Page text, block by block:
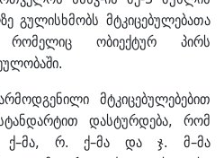
გულისხმობს მტკიცებულებათა
ობიექტურ პირს
მტკიცებულებებით
დასტურდება, რომ
ქ–მა, რ. ქ–მა და ჯ. მ–მა